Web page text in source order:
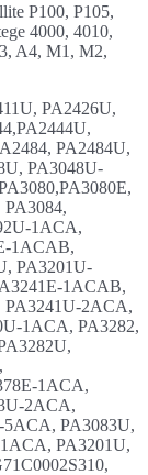
P100, P105,
4000, 4010,
A4, M1, M2,
PA2426U,
PA2484U,
PA3048U-
1ACA,
1ACAB,
PA3201U-
1ACAB,
PA3241U-2ACA,
1ACA, PA3282,
1ACA,
2ACA,
PA3083U,
PA3201U,